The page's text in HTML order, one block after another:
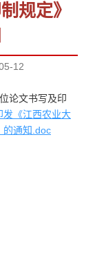
规定》
12
论文书写及印
发《江西农业大
的通知.doc